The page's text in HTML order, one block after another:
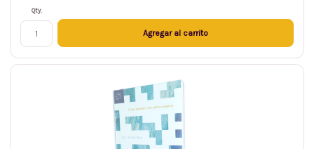
Qty.
Agregar al carrito